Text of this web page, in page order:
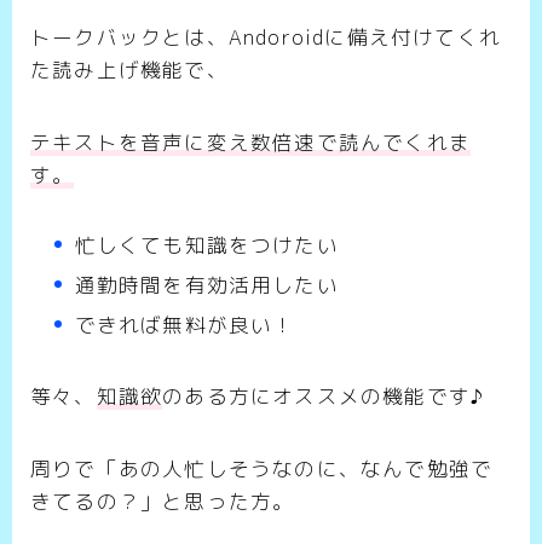
トークバックとは、Andoroidに備え付けてくれ
た読み上げ機能で、
テキストを音声に変え数倍速で読んでくれま
す。
忙しくても知識をつけたい
通勤時間を有効活用したい
できれば無料が良い！
等々、 知識欲のある方にオススメの機能です♪
周りで「あの人忙しそうなのに、なんで勉強で
きてるの？」と思った方。